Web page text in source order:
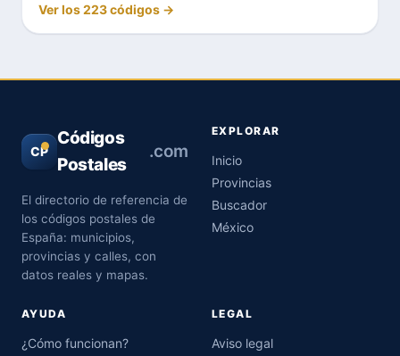
Ver los 223 códigos →
CP
Códigos
Postales
.com
El directorio de referencia de
los códigos postales de
España: municipios,
provincias y calles, con
datos reales y mapas.
EXPLORAR
Inicio
Provincias
Buscador
México
AYUDA
¿Cómo funcionan?
LEGAL
Aviso legal